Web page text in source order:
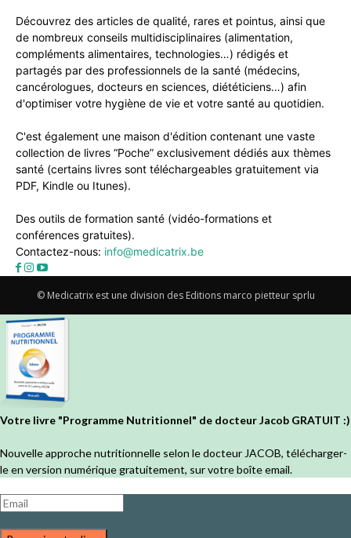
Découvrez des articles de qualité, rares et pointus, ainsi que
de nombreux conseils multidisciplinaires (alimentation,
compléments alimentaires, technologies…) rédigés et
partagés par des professionnels de la santé (médecins,
cancérologues, docteurs en sciences, diététiciens…) afin
d'optimiser votre hygiène de vie et votre santé au quotidien.
C'est également une maison d'édition contenant une vaste
collection de livres “Poche” exclusivement dédiés aux thèmes
santé (certains livres sont téléchargeables gratuitement via
PDF, Kindle ou Itunes).
Des outils de formation santé (vidéo-formations et
conférences gratuites).
Contactez-nous: info@medicatrix.be
© Medicatrix est une division des Editions marco pietteur sprlu
Votre livre "Programme Nutritionnel" de docteur Jacob GRATUIT :)
Nouvelle approche nutritionnelle selon le docteur JACOB, télécharger-
le en version numérique gratuitement, sur votre boîte email.